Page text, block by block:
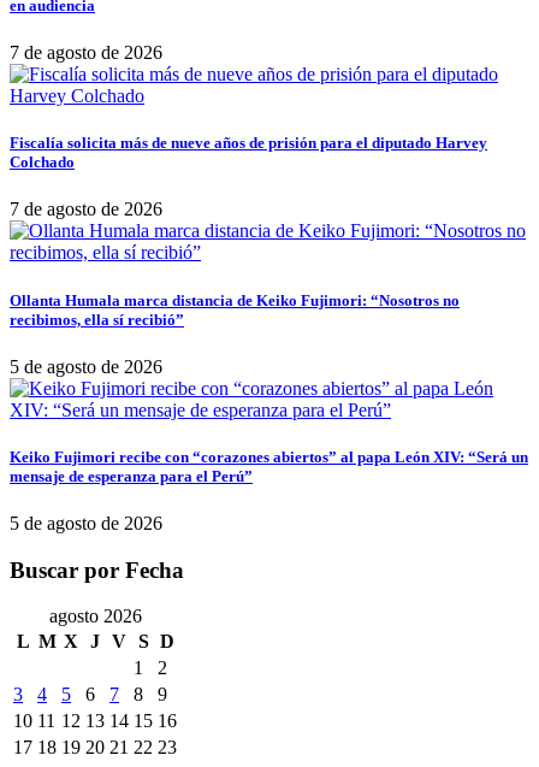
en audiencia
7 de agosto de 2026
Fiscalía solicita más de nueve años de prisión para el diputado Harvey
Colchado
7 de agosto de 2026
Ollanta Humala marca distancia de Keiko Fujimori: “Nosotros no
recibimos, ella sí recibió”
5 de agosto de 2026
Keiko Fujimori recibe con “corazones abiertos” al papa León XIV: “Será un
mensaje de esperanza para el Perú”
5 de agosto de 2026
Buscar por Fecha
agosto 2026
L M X J V S D
1
2
3
4 5 6 7 8
9
10 11 12 13 14 15 16
17 18 19 20 21 22 23